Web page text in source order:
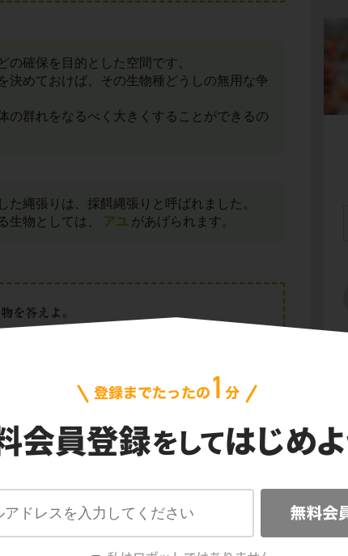
の確保を目的とした空間です。
決めておけば、その生物種どうしの無用な争
の群れをなるべく大きくすることができるの
た縄張りは、採餌縄張りと呼ばれました。
生物としては、
アユ があげられます。
的とした縄張りは、繁殖縄張りと呼ばれま
生物としては、イトヨや鳥類があげられま